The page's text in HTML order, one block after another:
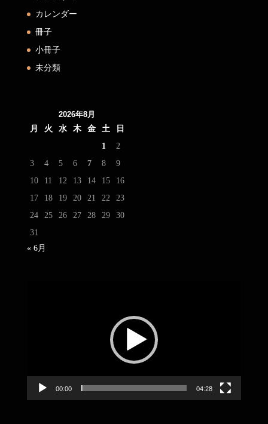
カレンダー
冊子
小冊子
未分類
2026年8月
月
火 水 木 金 土
日
1
2
3
4 5 6 7 8
9
10
11 12 13 14 15
16
17
18 19 20 21 22
23
24
25 26 27 28 29
30
31
« 6月
00:00 04:28